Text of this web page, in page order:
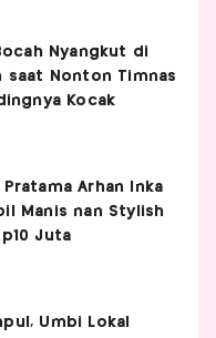
Nyangkut di
saat Nonton Timnas
Kocak
Pratama Arhan Inka
Manis nan Stylish
Juta
Umbi Lokal